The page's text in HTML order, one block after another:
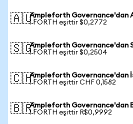
🇦🇺Ampleforth Governance'dan
1 FORTH eşittir $0,2772
🇸🇬Ampleforth Governance'dan
1 FORTH eşittir $0,2504
🇨🇭Ampleforth Governance'dan
1 FORTH eşittir CHF 0,1582
🇧🇷Ampleforth Governance'dan
1 FORTH eşittir R$0,9992